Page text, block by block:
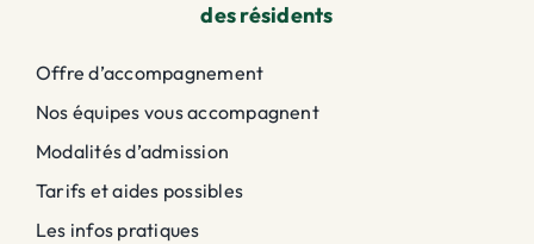
des résidents
Offre d’accompagnement
Nos équipes vous accompagnent
Modalités d’admission
Tarifs et aides possibles
Les infos pratiques